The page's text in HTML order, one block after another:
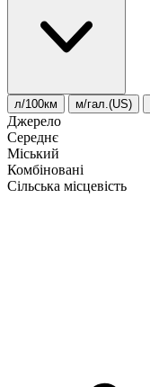
л/100км м/гал.(US)
Джерело
Середнє
Міський
Комбіновані
Сільська місцевість